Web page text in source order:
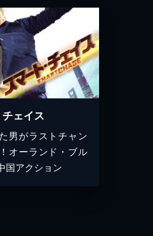
ェイス
男がラストチャン
オーランド・ブル
国アクション